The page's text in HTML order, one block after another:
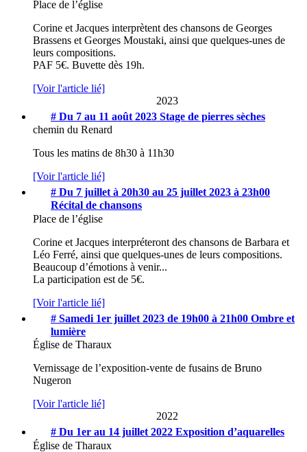
Place de l’église
Corine et Jacques interprètent des chansons de Georges
Brassens et Georges Moustaki, ainsi que quelques-unes de
leurs compositions.
PAF 5€. Buvette dès 19h.
[Voir l'article lié]
2023
# Du 7 au 11 août 2023 Stage de pierres sèches
chemin du Renard
Tous les matins de 8h30 à 11h30
[Voir l'article lié]
# Du 7 juillet à 20h30 au 25 juillet 2023 à 23h00
Récital de chansons
Place de l’église
Corine et Jacques interpréteront des chansons de Barbara et
Léo Ferré, ainsi que quelques-unes de leurs compositions.
Beaucoup d’émotions à venir...
La participation est de 5€.
[Voir l'article lié]
# Samedi 1er juillet 2023 de 19h00 à 21h00 Ombre et
lumière
Église de Tharaux
Vernissage de l’exposition-vente de fusains de Bruno
Nugeron
[Voir l'article lié]
2022
# Du 1er au 14 juillet 2022 Exposition d’aquarelles
Église de Tharaux